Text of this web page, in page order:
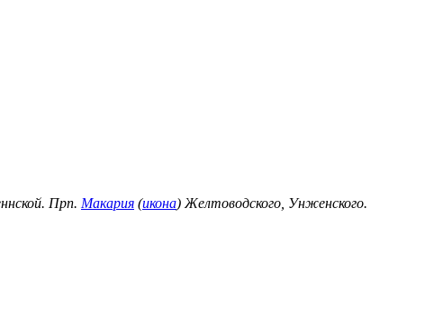
Прп. Макария (икона) Желтоводского, Унженского.